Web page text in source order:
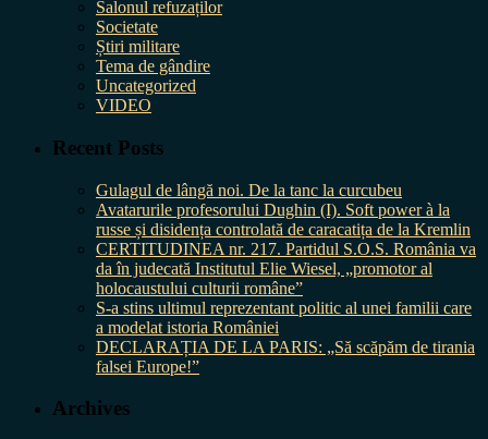
Salonul refuzaților
Societate
Știri militare
Tema de gândire
Uncategorized
VIDEO
Recent Posts
Gulagul de lângă noi. De la tanc la curcubeu
Avatarurile profesorului Dughin (I). Soft power à la
russe și disidența controlată de caracatița de la Kremlin
CERTITUDINEA nr. 217. Partidul S.O.S. România va
da în judecată Institutul Elie Wiesel, „promotor al
holocaustului culturii române”
S-a stins ultimul reprezentant politic al unei familii care
a modelat istoria României
DECLARAȚIA DE LA PARIS: „Să scăpăm de tirania
falsei Europe!”
Archives